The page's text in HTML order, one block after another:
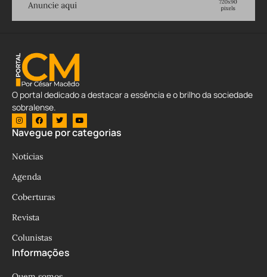
O portal dedicado a destacar a essência e o brilho da sociedade
sobralense.
Navegue por categorias
Notícias
Agenda
Coberturas
Revista
Colunistas
Informações